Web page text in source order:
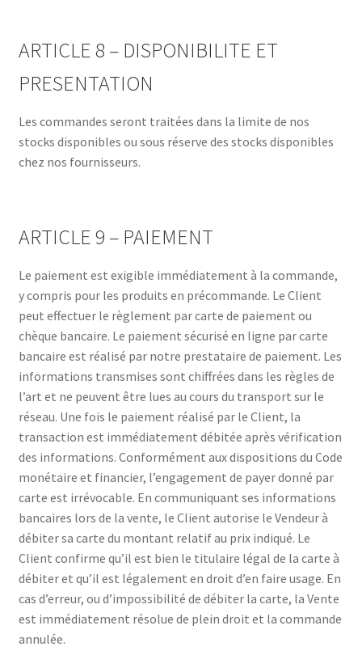
ARTICLE 8 – DISPONIBILITE ET
PRESENTATION
Les commandes seront traitées dans la limite de nos
stocks disponibles ou sous réserve des stocks disponibles
chez nos fournisseurs.
ARTICLE 9 – PAIEMENT
Le paiement est exigible immédiatement à la commande,
y compris pour les produits en précommande. Le Client
peut effectuer le règlement par carte de paiement ou
chèque bancaire. Le paiement sécurisé en ligne par carte
bancaire est réalisé par notre prestataire de paiement. Les
informations transmises sont chiffrées dans les règles de
l’art et ne peuvent être lues au cours du transport sur le
réseau. Une fois le paiement réalisé par le Client, la
transaction est immédiatement débitée après vérification
des informations. Conformément aux dispositions du Code
monétaire et financier, l’engagement de payer donné par
carte est irrévocable. En communiquant ses informations
bancaires lors de la vente, le Client autorise le Vendeur à
débiter sa carte du montant relatif au prix indiqué. Le
Client confirme qu’il est bien le titulaire légal de la carte à
débiter et qu’il est légalement en droit d’en faire usage. En
cas d’erreur, ou d’impossibilité de débiter la carte, la Vente
est immédiatement résolue de plein droit et la commande
annulée.